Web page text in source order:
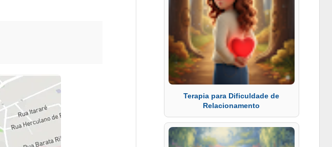
Terapia para Dificuldade de
Relacionamento